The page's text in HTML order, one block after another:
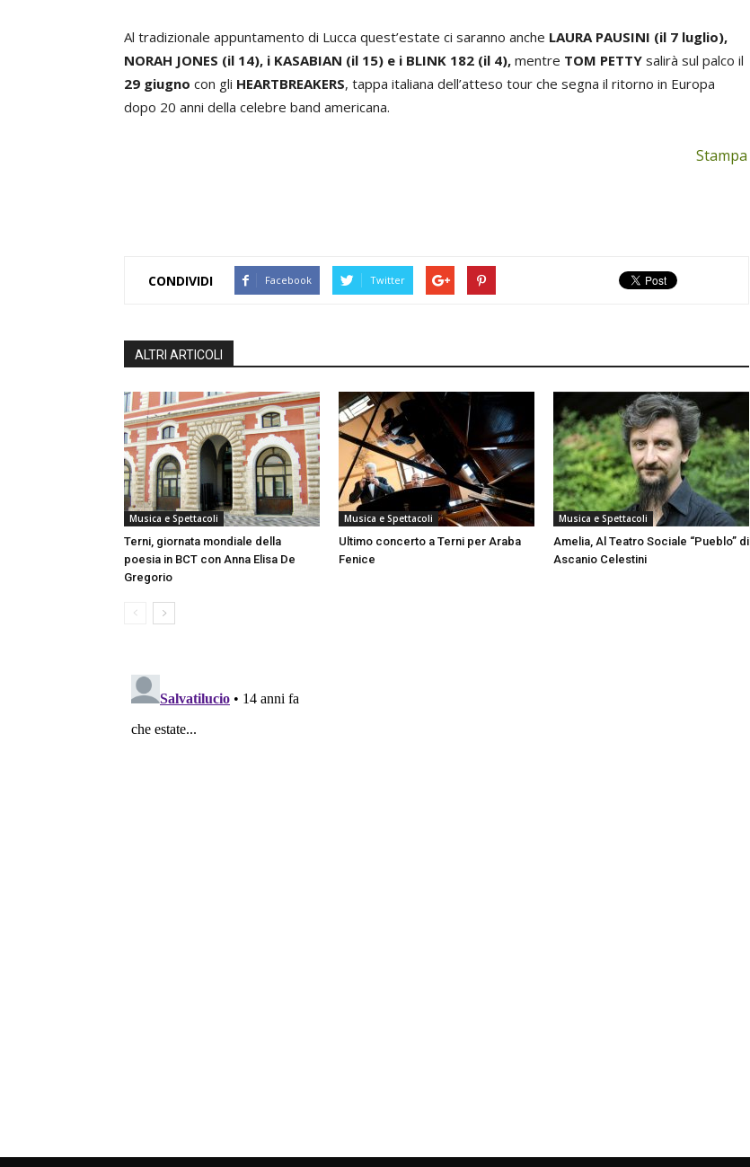
Al tradizionale appuntamento di Lucca quest’estate ci saranno anche LAURA PAUSINI (il 7 luglio),
NORAH JONES (il 14), i KASABIAN (il 15) e i BLINK 182 (il 4), mentre TOM PETTY salirà sul palco il
29 giugno con gli HEARTBREAKERS, tappa italiana dell’atteso tour che segna il ritorno in Europa
dopo 20 anni della celebre band americana.
Stampa
CONDIVIDI Facebook Twitter
ALTRI ARTICOLI
Musica e Spettacoli
Terni, giornata mondiale della
poesia in BCT con Anna Elisa De
Gregorio
Musica e Spettacoli
Ultimo concerto a Terni per Araba
Fenice
Musica e Spettacoli
Amelia, Al Teatro Sociale “Pueblo” di
Ascanio Celestini